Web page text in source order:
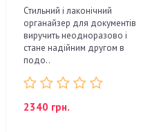
Стильний і лаконічний
органайзер для документів
виручить неодноразово і
стане надійним другом в
подо..
2340 грн.